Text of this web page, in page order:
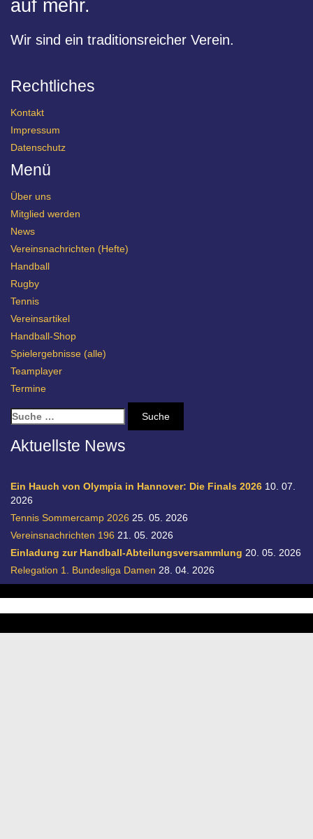
auf mehr.
Wir sind ein traditionsreicher Verein.
Rechtliches
Kontakt
Impressum
Datenschutz
Menü
Über uns
Mitglied werden
News
Vereinsnachrichten (Hefte)
Handball
Rugby
Tennis
Vereinsartikel
Handball-Shop
Spielergebnisse (alle)
Teamplayer
Termine
S
u
c
n
a
c
:
Aktuellste News
Ein Hauch von Olympia in Hannover: Die Finals 2026 10. 07.
2026
Tennis Sommercamp 2026 25. 05. 2026
Vereinsnachrichten 196 21. 05. 2026
Einladung zur Handball-Abteilungsversammlung 20. 05. 2026
Relegation 1. Bundesliga Damen 28. 04. 2026